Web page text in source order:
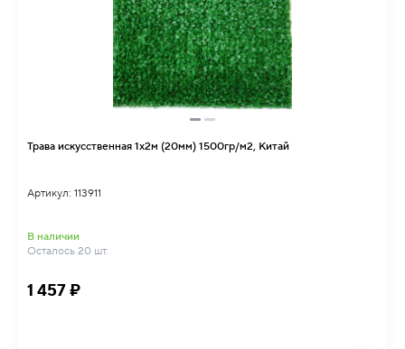
Трава искусственная 1х2м (20мм) 1500гр/м2, Китай
Артикул: 113911
В наличии
Осталось 20 шт.
1 457 ₽